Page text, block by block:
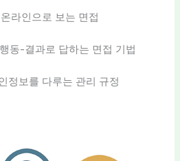
라인으로 보는 면접
동-결과로 답하는 면접 기법
정보를 다루는 관리 규정